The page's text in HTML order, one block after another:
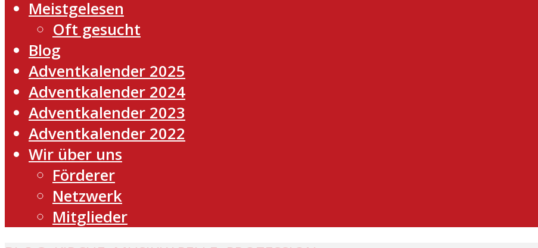
Meistgelesen
Oft gesucht
Blog
Adventkalender 2025
Adventkalender 2024
Adventkalender 2023
Adventkalender 2022
Wir über uns
Förderer
Netzwerk
Mitglieder